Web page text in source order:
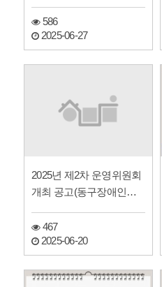
586
2025-06-27
2025년 제2차 운영위원회
개최 공고(동구장애인주
467
2025-06-20